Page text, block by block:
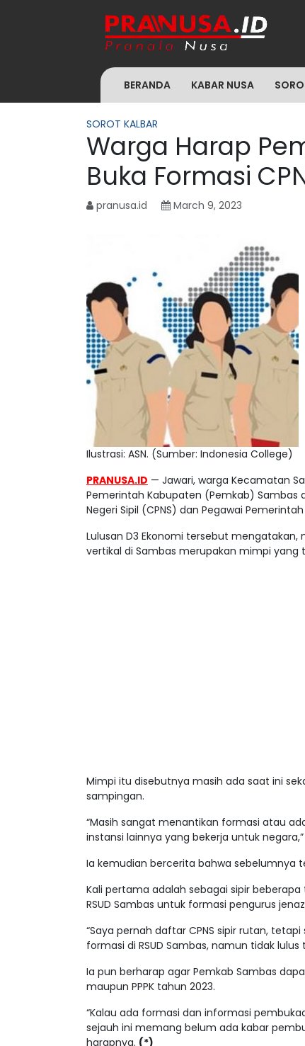
BERANDA KABAR NUSA
SOROT KALBAR
Warga Harap
Buka Formasi
pranusa.id March 9, 2023
Ilustrasi: ASN. (Sumber: Indonesia College)
PRANUSA.ID — Jawari, warga Kecamatan
Pemerintah Kabupaten (Pemkab) Sambas
Negeri Sipil (CPNS) dan Pegawai
Lulusan D3 Ekonomi tersebut mengatakan,
vertikal di Sambas merupakan mimpi yang
Mimpi itu disebutnya masih ada saat ini
sampingan.
“Masih sangat menantikan formasi atau
instansi lainnya yang bekerja untuk
Ia kemudian bercerita bahwa sebelumnya
Kali pertama adalah sebagai sipir
RSUD Sambas untuk formasi pengurus
“Saya pernah daftar CPNS sipir rutan,
formasi di RSUD Sambas, namun tidak
Ia pun berharap agar Pemkab Sambas
maupun PPPK tahun 2023.
“Kalau ada formasi dan informasi
sejauh ini memang belum ada kabar
harapnya. (*)